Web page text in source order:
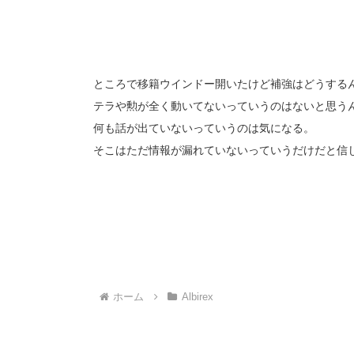
ところで移籍ウインドー開いたけど補強はどうする
テラや勲が全く動いてないっていうのはないと思う
何も話が出ていないっていうのは気になる。
そこはただ情報が漏れていないっていうだけだと信
ホーム Albirex